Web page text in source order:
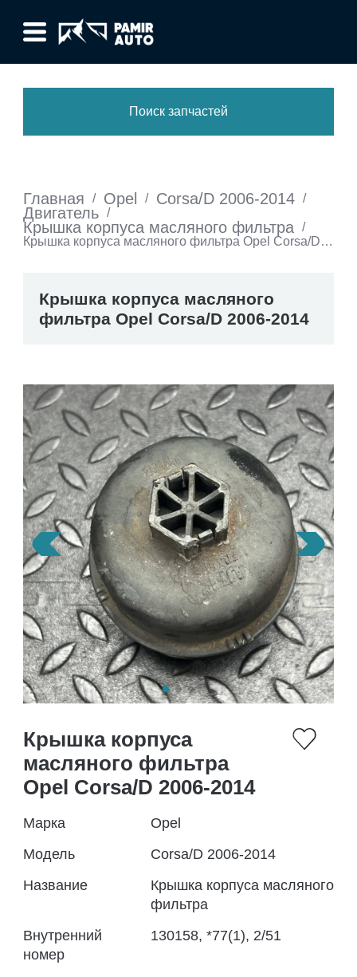
Поиск запчастей
Главная / Opel / Corsa/D 2006-2014 /
Двигатель /
Крышка корпуса масляного фильтра /
Крышка корпуса масляного фильтра Opel Corsa/D
Крышка корпуса масляного
фильтра Opel Corsa/D 2006-2014
Крышка корпуса
масляного фильтра
Opel Corsa/D 2006-2014
Марка
Opel
Модель
Corsa/D 2006-2014
Название
Крышка корпуса масляного
фильтра
Внутренний
номер
130158, *77(1), 2/51